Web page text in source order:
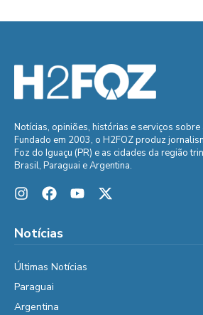
Notícias, opiniões, histórias e serviços sobre
Fundado em 2003, o H2FOZ produz
Foz do Iguaçu (PR) e as cidades da região
Brasil, Paraguai e Argentina.
Notícias
Últimas Notícias
Paraguai
Argentina